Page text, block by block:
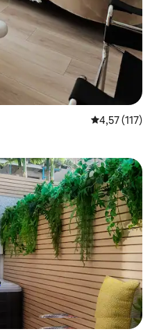
4,57 av 5 i
4,57 (117)